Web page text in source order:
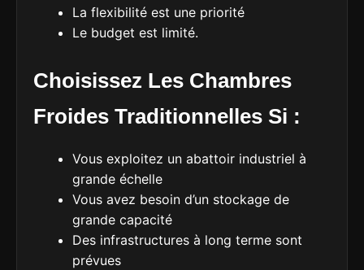
La flexibilité est une priorité
Le budget est limité.
Choisissez Les Chambres
Froides Traditionnelles Si :
Vous exploitez un abattoir industriel à
grande échelle
Vous avez besoin d’un stockage de
grande capacité
Des infrastructures à long terme sont
prévues